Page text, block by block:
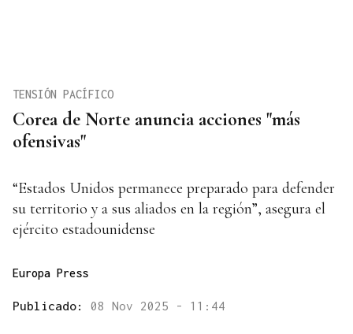
Corea de Norte anuncia acciones "más
ofensivas"
TENSIÓN PACÍFICO
“Estados Unidos permanece preparado para defender
su territorio y a sus aliados en la región”, asegura el
ejército estadounidense
Europa Press
Publicado: 08 Nov 2025 - 11:44